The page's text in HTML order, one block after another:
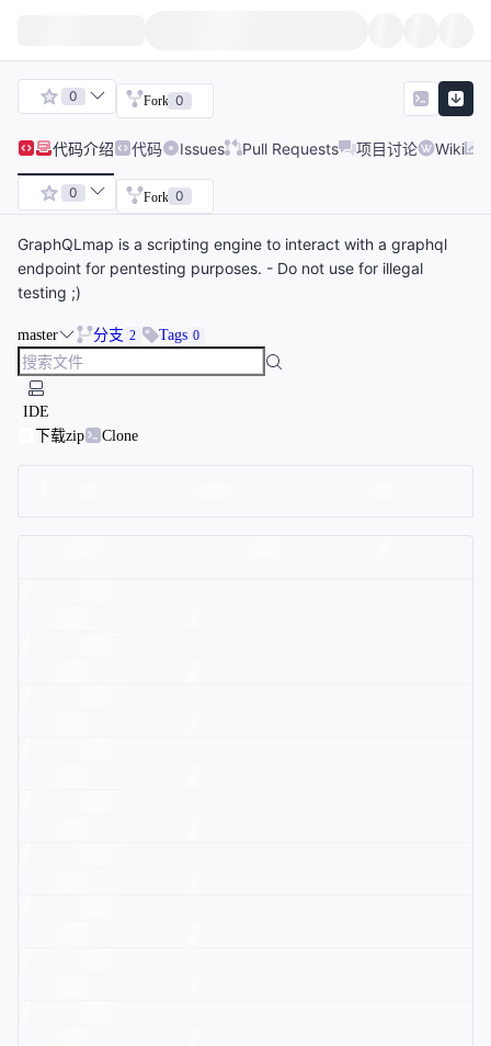
0 Fork 0
代码介绍 代码 Issues Pull Requests 项目讨论 Wiki
0 Fork 0
GraphQLmap is a scripting engine to interact with a graphql
endpoint for pentesting purposes. - Do not use for illegal
testing ;)
master 分支 2 Tags 0
IDE
下载zip
Clone